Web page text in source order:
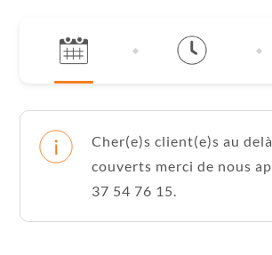
Cher(e)s client(e)s au
couverts merci de nous
37 54 76 15.